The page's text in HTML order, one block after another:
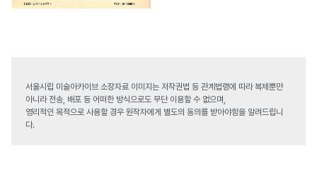
서울시립 미술아카이브 소장자료 이미지는 저작권법 등 관계법령에 따라 복제뿐만
아니라 전송, 배포 등 어떠한 방식으로도 무단 이용할 수 없으며,
영리적인 목적으로 사용할 경우 원작자에게 별도의 동의를 받아야함을 알려드립니
다.